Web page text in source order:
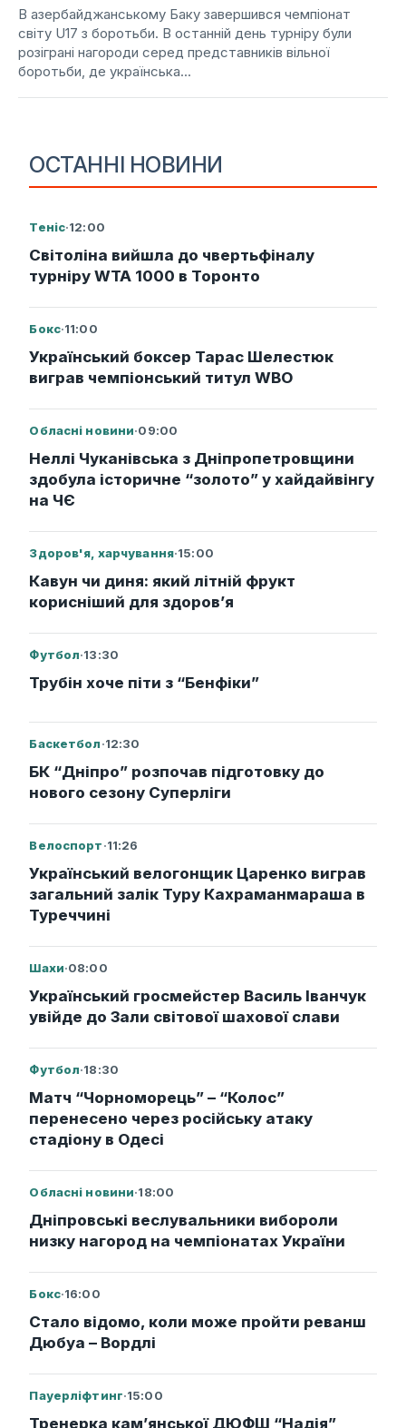
ОСТАННІ НОВИНИ
Теніс·12:00
Світоліна вийшла до чвертьфіналу
турніру WTA 1000 в Торонто
Бокс·11:00
Український боксер Тарас Шелестюк
виграв чемпіонський титул WBO
Обласні новини·09:00
Неллі Чуканівська з Дніпропетровщини
здобула історичне “золото” у хайдайвінгу
на ЧЄ
Здоров'я, харчування·15:00
Кавун чи диня: який літній фрукт
корисніший для здоров’я
Футбол·13:30
Трубін хоче піти з “Бенфіки”
Баскетбол·12:30
БК “Дніпро” розпочав підготовку до
нового сезону Суперліги
Велоспорт·11:26
Український велогонщик Царенко виграв
загальний залік Туру Кахраманмараша в
Туреччині
Шахи·08:00
Український гросмейстер Василь Іванчук
увійде до Зали світової шахової слави
Футбол·18:30
Матч “Чорноморець” – “Колос”
перенесено через російську атаку
стадіону в Одесі
Обласні новини·18:00
Дніпровські веслувальники вибороли
низку нагород на чемпіонатах України
Бокс·16:00
Стало відомо, коли може пройти реванш
Дюбуа – Вордлі
Пауерліфтинг·15:00
Тренерка кам’янської ДЮФШ “Надія”
В азербайджанському Баку завершився чемпіонат
світу U17 з боротьби. В останній день турніру були
розіграні нагороди серед представників вільної
боротьби, де українська...